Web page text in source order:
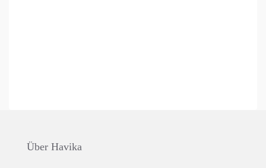
Über Havika